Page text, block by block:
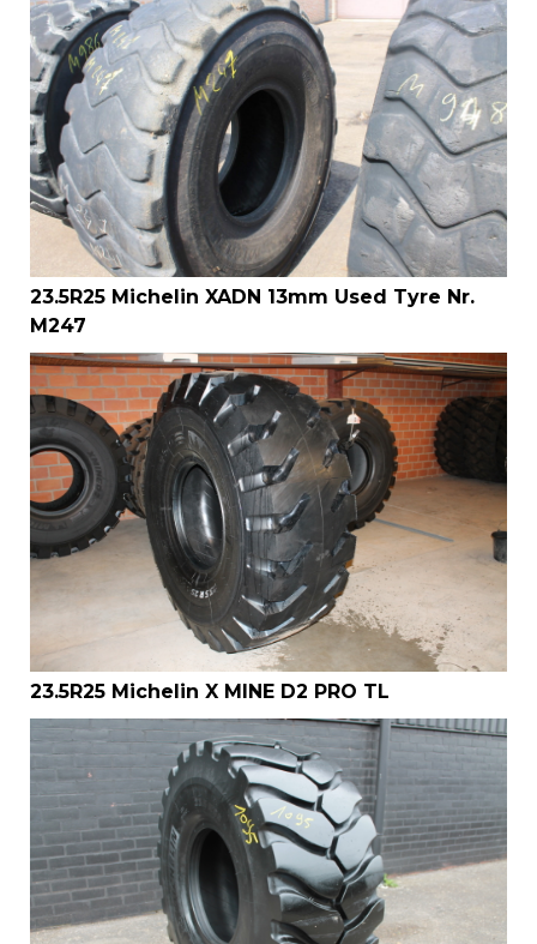
23.5R25 Michelin XADN 13mm Used Tyre Nr.
M247
23.5R25 Michelin X MINE D2 PRO TL